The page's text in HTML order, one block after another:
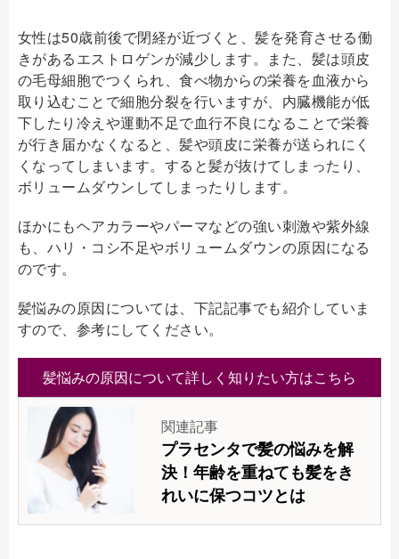
女性は50歳前後で閉経が近づくと、髪を発育させる働
きがあるエストロゲンが減少します。また、髪は頭皮
の毛母細胞でつくられ、食べ物からの栄養を血液から
取り込むことで細胞分裂を行いますが、内臓機能が低
下したり冷えや運動不足で血行不良になることで栄養
が行き届かなくなると、髪や頭皮に栄養が送られにく
くなってしまいます。すると髪が抜けてしまったり、
ボリュームダウンしてしまったりします。
ほかにもヘアカラーやパーマなどの強い刺激や紫外線
も、ハリ・コシ不足やボリュームダウンの原因になる
のです。
髪悩みの原因については、下記記事でも紹介していま
すので、参考にしてください。
髪悩みの原因について詳しく知りたい方はこちら
関連記事
プラセンタで髪の悩みを解
決！年齢を重ねても髪をき
れいに保つコツとは